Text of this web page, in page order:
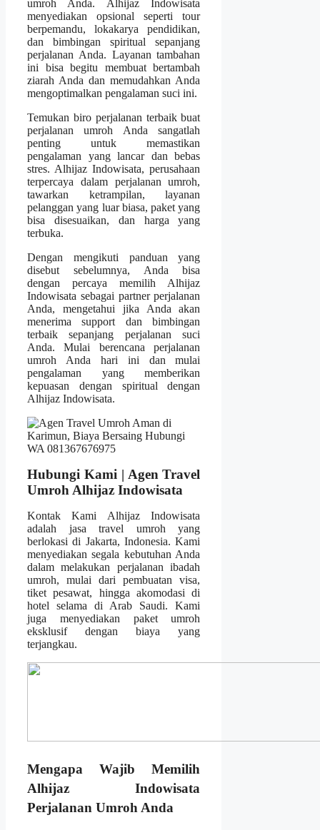
umroh Anda. Alhijaz Indowisata
menyediakan opsional seperti tour
berpemandu, lokakarya pendidikan,
dan bimbingan spiritual sepanjang
perjalanan Anda. Layanan tambahan
ini bisa begitu membuat bertambah
ziarah Anda dan memudahkan Anda
mengoptimalkan pengalaman suci ini.
Temukan biro perjalanan terbaik buat
perjalanan umroh Anda sangatlah
penting untuk memastikan
pengalaman yang lancar dan bebas
stres. Alhijaz Indowisata, perusahaan
terpercaya dalam perjalanan umroh,
tawarkan ketrampilan, layanan
pelanggan yang luar biasa, paket yang
bisa disesuaikan, dan harga yang
terbuka.
Dengan mengikuti panduan yang
disebut sebelumnya, Anda bisa
dengan percaya memilih Alhijaz
Indowisata sebagai partner perjalanan
Anda, mengetahui jika Anda akan
menerima support dan bimbingan
terbaik sepanjang perjalanan suci
Anda. Mulai berencana perjalanan
umroh Anda hari ini dan mulai
pengalaman yang memberikan
kepuasan dengan spiritual dengan
Alhijaz Indowisata.
Hubungi Kami | Agen Travel
Umroh Alhijaz Indowisata
Kontak Kami Alhijaz Indowisata
adalah jasa travel umroh yang
berlokasi di Jakarta, Indonesia. Kami
menyediakan segala kebutuhan Anda
dalam melakukan perjalanan ibadah
umroh, mulai dari pembuatan visa,
tiket pesawat, hingga akomodasi di
hotel selama di Arab Saudi. Kami
juga menyediakan paket umroh
eksklusif dengan biaya yang
terjangkau.
Mengapa Wajib Memilih
Alhijaz Indowisata
Perjalanan Umroh Anda